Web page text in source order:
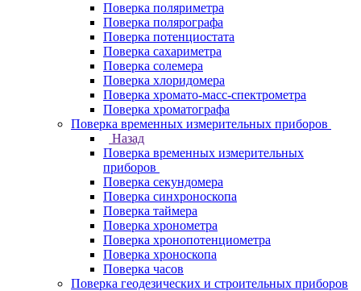
Поверка поляриметра
Поверка полярографа
Поверка потенциостата
Поверка сахариметра
Поверка солемера
Поверка хлоридомера
Поверка хромато-масс-спектрометра
Поверка хроматографа
Поверка временных измерительных приборов
Назад
Поверка временных измерительных
приборов
Поверка секундомера
Поверка синхроноскопа
Поверка таймера
Поверка хронометра
Поверка хронопотенциометра
Поверка хроноскопа
Поверка часов
Поверка геодезических и строительных приборов